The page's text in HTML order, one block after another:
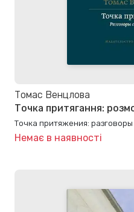
Томас Венцлова
Точка притягання:
Точка притяжения:
Немає в наявності